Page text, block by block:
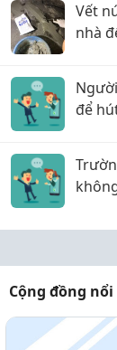
Vết
nhà
để
Cộng đồng